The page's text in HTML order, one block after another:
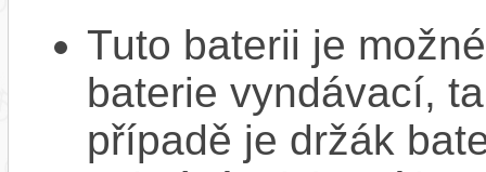
Tuto baterii je
baterie vyndávací,
případě je držák